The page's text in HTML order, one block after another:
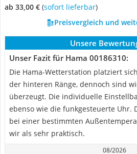
ab 33,00 € ( Sofort lieferbar)
Preisvergleich und
Unsere
Unser Fazit für Hama 00186310:
Die Hama-Wetterstation platziert
der hinteren Ränge, dennoch sind
überzeugt. Die individuelle
ebenso wie die funkgesteuerte Uhr.
bei einer bestimmten
wir als sehr praktisch.
08/2026